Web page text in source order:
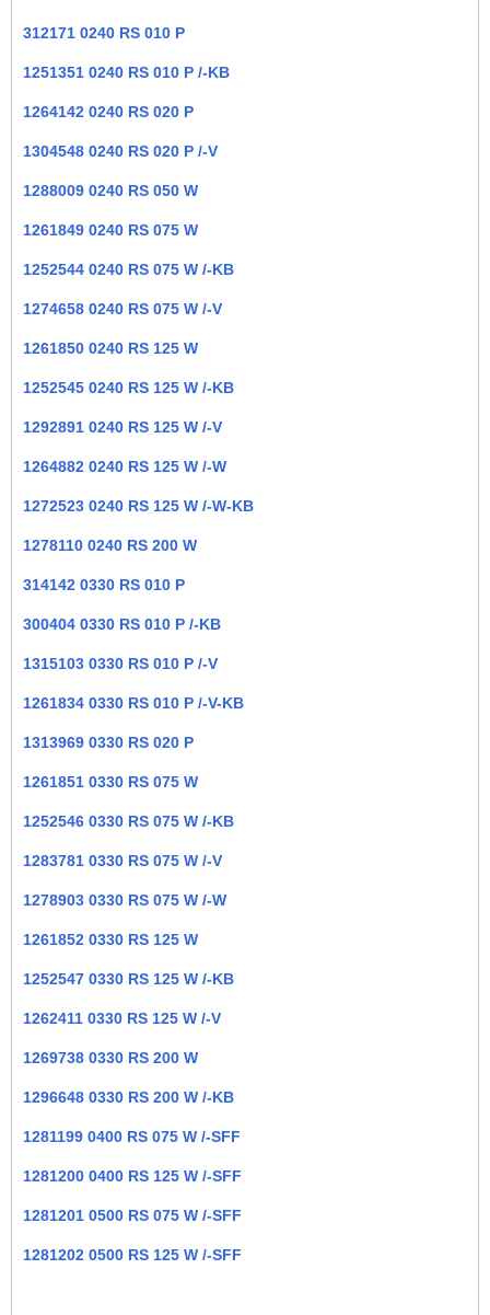
312171 0240 RS 010 P
1251351 0240 RS 010 P /-KB
1264142 0240 RS 020 P
1304548 0240 RS 020 P /-V
1288009 0240 RS 050 W
1261849 0240 RS 075 W
1252544 0240 RS 075 W /-KB
1274658 0240 RS 075 W /-V
1261850 0240 RS 125 W
1252545 0240 RS 125 W /-KB
1292891 0240 RS 125 W /-V
1264882 0240 RS 125 W /-W
1272523 0240 RS 125 W /-W-KB
1278110 0240 RS 200 W
314142 0330 RS 010 P
300404 0330 RS 010 P /-KB
1315103 0330 RS 010 P /-V
1261834 0330 RS 010 P /-V-KB
1313969 0330 RS 020 P
1261851 0330 RS 075 W
1252546 0330 RS 075 W /-KB
1283781 0330 RS 075 W /-V
1278903 0330 RS 075 W /-W
1261852 0330 RS 125 W
1252547 0330 RS 125 W /-KB
1262411 0330 RS 125 W /-V
1269738 0330 RS 200 W
1296648 0330 RS 200 W /-KB
1281199 0400 RS 075 W /-SFF
1281200 0400 RS 125 W /-SFF
1281201 0500 RS 075 W /-SFF
1281202 0500 RS 125 W /-SFF